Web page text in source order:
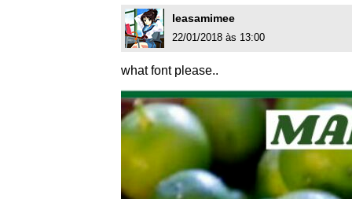
leasamimee
22/01/2018 às 13:00
what font please..